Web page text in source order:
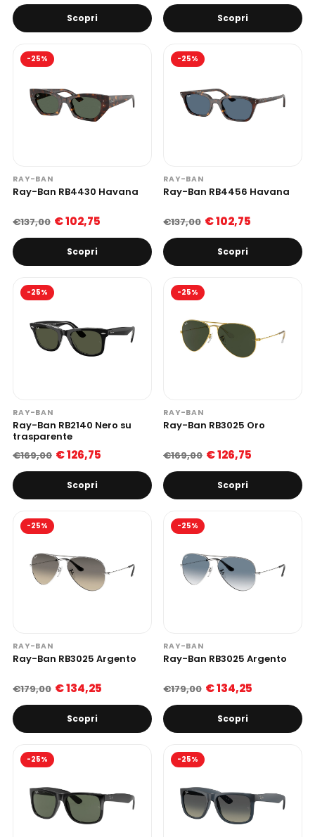
Scopri Scopri
-25%
RAY-BAN
Ray-Ban RB4430 Havana
€137,00 € 102,75
Scopri
-25%
RAY-BAN
Ray-Ban RB4456 Havana
€137,00 € 102,75
Scopri
-25%
RAY-BAN
Ray-Ban RB2140 Nero su
trasparente
€169,00 € 126,75
Scopri
-25%
RAY-BAN
Ray-Ban RB3025 Oro
€169,00 € 126,75
Scopri
-25%
RAY-BAN
Ray-Ban RB3025 Argento
€179,00 € 134,25
Scopri
-25%
RAY-BAN
Ray-Ban RB3025 Argento
€179,00 € 134,25
Scopri
-25% -25%